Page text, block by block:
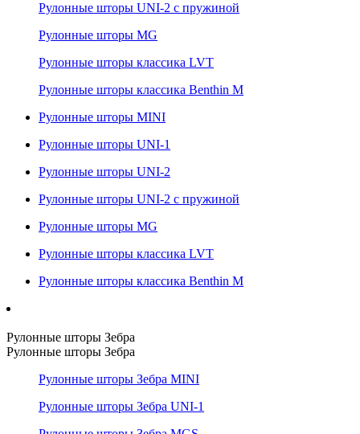
Рулонные шторы UNI-2 с пружиной
Рулонные шторы MG
Рулонные шторы классика LVT
Рулонные шторы классика Benthin M
Рулонные шторы MINI
Рулонные шторы UNI-1
Рулонные шторы UNI-2
Рулонные шторы UNI-2 с пружиной
Рулонные шторы MG
Рулонные шторы классика LVT
Рулонные шторы классика Benthin M
Рулонные шторы Зебра
Рулонные шторы Зебра
Рулонные шторы Зебра MINI
Рулонные шторы Зебра UNI-1